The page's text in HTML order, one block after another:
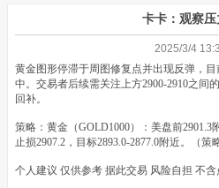
卡卡：观察
2025/3/4
黄金图形停滞于周图修复点并出现反弹，
中。交易者后续需关注上方2900-2910之间
回补。
策略：黄金（GOLD1000）：美盘前2901.3
止损2907.2，目标2893.0-2877.0附近。（策
个人建议 仅供参考 据此交易 风险自担 不含